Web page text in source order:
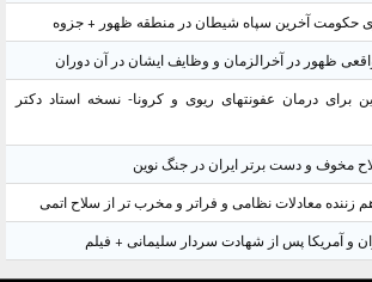
حکومت آخرین سپاه شیطان در منطقه ظهور + جزوه
ظهور در آخرالزمان و وظایف ایشان در آن دوران
درمان عفونتهای ریوی و کرونا- نسخه استاد دکتر
مخوف و دست برتر ایران در جنگ نوین
زننده معادلات نظامی و فراتر و مخرب تر از سلاح اتمی
و آمریکا پس از شهادت سردار سلیمانی + فیلم